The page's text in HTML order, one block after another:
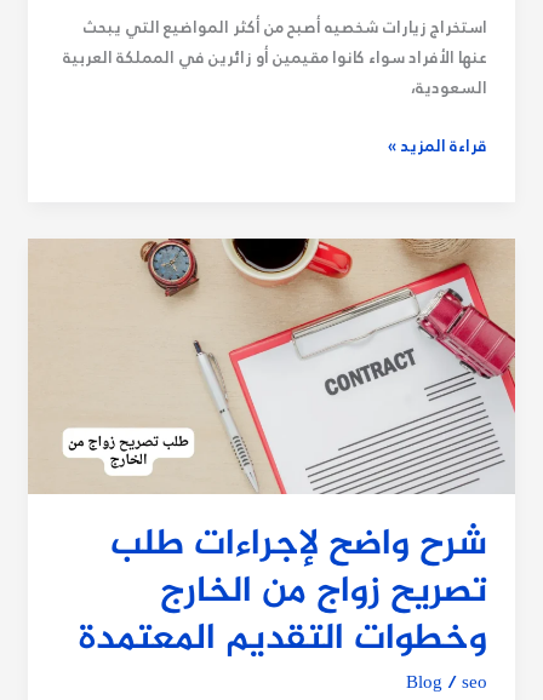
استخراج زيارات شخصيه أصبح من أكثر المواضيع التي يبحث
عنها الأفراد سواء كانوا مقيمين أو زائرين في المملكة العربية
السعودية،
قراءة المزيد »
شرح واضح لإجراءات طلب
تصريح زواج من الخارج
وخطوات التقديم المعتمدة
Blog /seo
شرح
واضح
لإجراءات
طلب
تصريح
زواج
من
الخارج
وخطوات
التقديم
المعتمدة